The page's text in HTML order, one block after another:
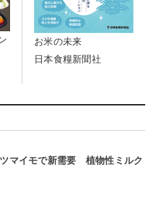
お米の未来
日本食糧新聞社
マイモで新需要 植物性ミルク